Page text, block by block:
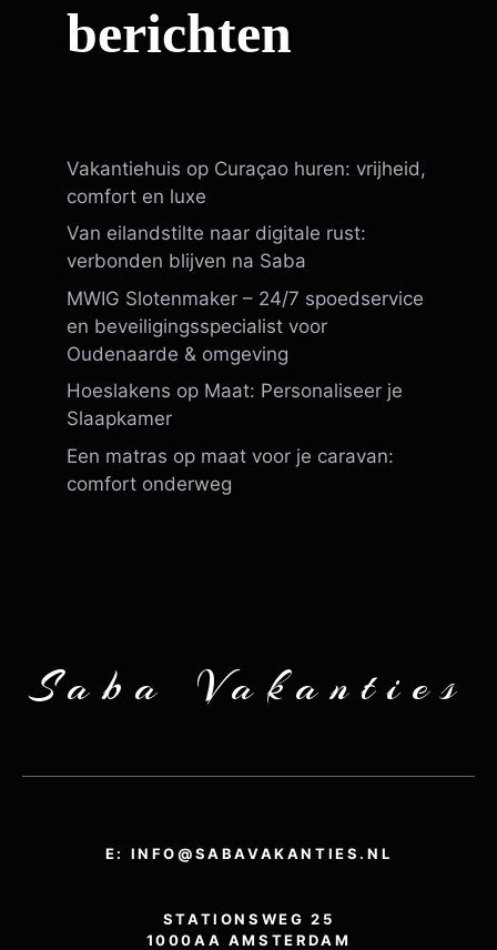
berichten
Vakantiehuis op Curaçao huren: vrijheid,
comfort en luxe
Van eilandstilte naar digitale rust:
verbonden blijven na Saba
MWIG Slotenmaker – 24/7 spoedservice
en beveiligingsspecialist voor
Oudenaarde & omgeving
Hoeslakens op Maat: Personaliseer je
Slaapkamer
Een matras op maat voor je caravan:
comfort onderweg
Saba Vakanties
E: INFO@SABAVAKANTIES.NL
STATIONSWEG 25
1000AA AMSTERDAM